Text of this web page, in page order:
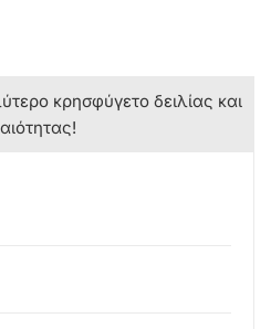
κρησφύγετο δειλίας και